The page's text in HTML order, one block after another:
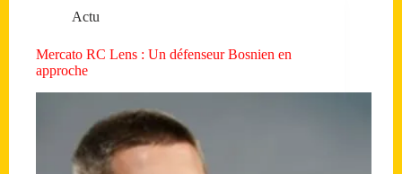
Actu
Mercato RC Lens : Un défenseur Bosnien en
approche